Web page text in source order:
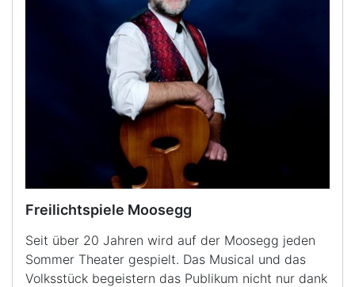
Freilichtspiele Moosegg
Seit über 20 Jahren wird auf der Moosegg jeden
Sommer Theater gespielt. Das Musical und das
Volksstück begeistern das Publikum nicht nur dank